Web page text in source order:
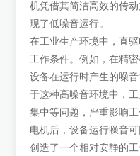
机凭借其简洁高效的传
现了低噪音运行。
在工业生产环境中，直
工作条件。例如，在精
设备在运行时产生的噪
于这种高噪音环境中，
集中等问题，严重影响
电机后，设备运行噪音
创造了一个相对安静的